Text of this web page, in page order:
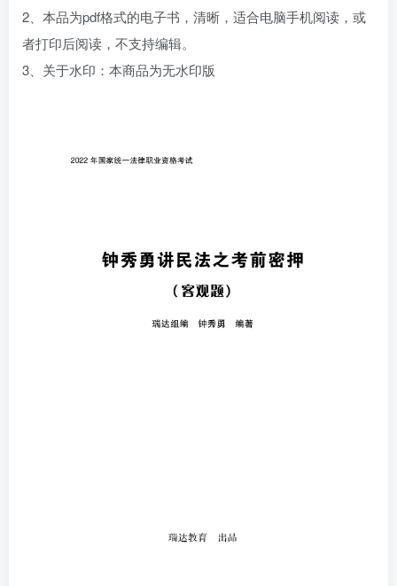
2、本品为pdf格式的电子书，清晰，适合电脑手机阅读，或
者打印后阅读，不支持编辑。
3、关于水印：本商品为无水印版